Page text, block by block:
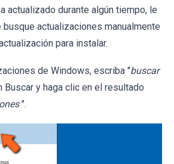
actualizado durante algún tiempo, le
actualizaciones manualmente
para instalar.
de Windows, escriba "buscar
Buscar y haga clic en el resultado
".